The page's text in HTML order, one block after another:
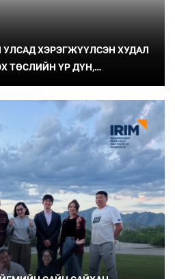
ХЭРЭГЖҮҮЛСЭН ХУДАЛ
ТӨСЛИЙН ҮР ДҮН,